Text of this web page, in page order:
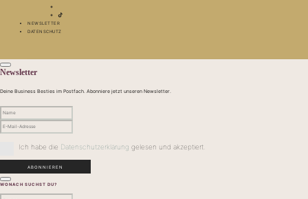
NEWSLETTER
DATENSCHUTZ
Newsletter
Deine Business Besties im Postfach. Abonniere jetzt unseren Newsletter.
Ich habe die Datenschutzerklärung gelesen und akzeptiert.
WONACH SUCHST DU?